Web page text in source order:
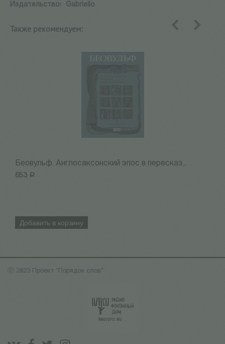
Издательство:
Gabriello
Также рекомендуем:
Беовульф. Англосаксонский эпос в пересказ...
653 Р
Добавить в корзину
ⓒ 2023 Проект "Порядок слов"